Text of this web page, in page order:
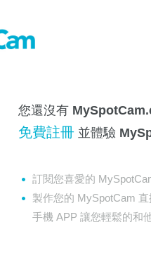
您還沒有
免費註冊 並體驗
訂閱您喜愛的
製作您的 MySpotCam
手機 APP 讓您輕鬆的和